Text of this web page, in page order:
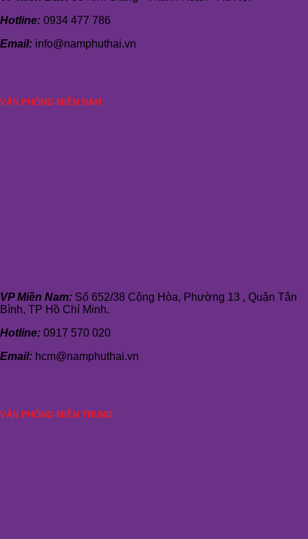
Hotline: 0934 477 786
Email: info@namphuthai.vn
VĂN PHÒNG MIỀN NAM
VP Miền Nam: Số 652/38 Cộng Hòa, Phường 13 , Quận Tân
Bình, TP Hồ Chí Minh.
Hotline: 0917 570 020
Email: hcm@namphuthai.vn
VĂN PHÒNG MIỀN TRUNG